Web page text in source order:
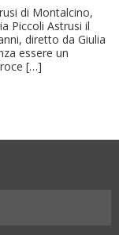
di Montalcino,
Piccoli Astrusi il
diretto da Giulia
essere un
[…]